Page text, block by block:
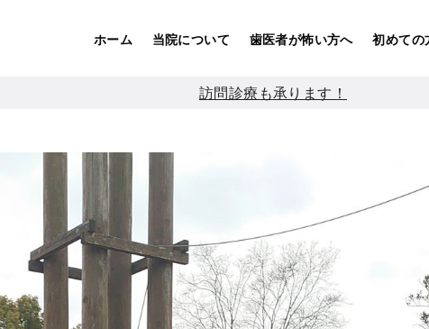
ホーム 当院について 歯医者が怖い方へ 初めての
訪問診療も承ります！